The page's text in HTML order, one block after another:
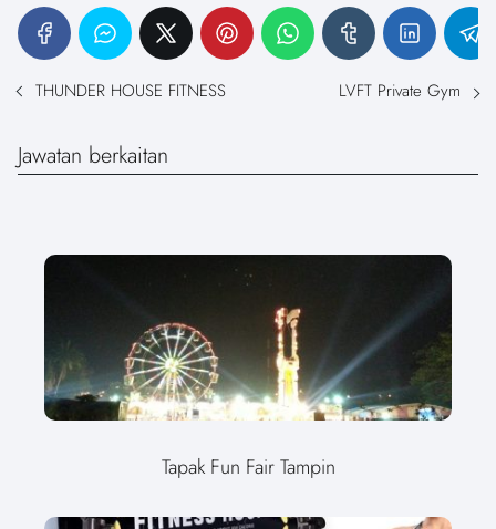
THUNDER HOUSE FITNESS LVFT Private Gym
Jawatan berkaitan
Tapak Fun Fair Tampin